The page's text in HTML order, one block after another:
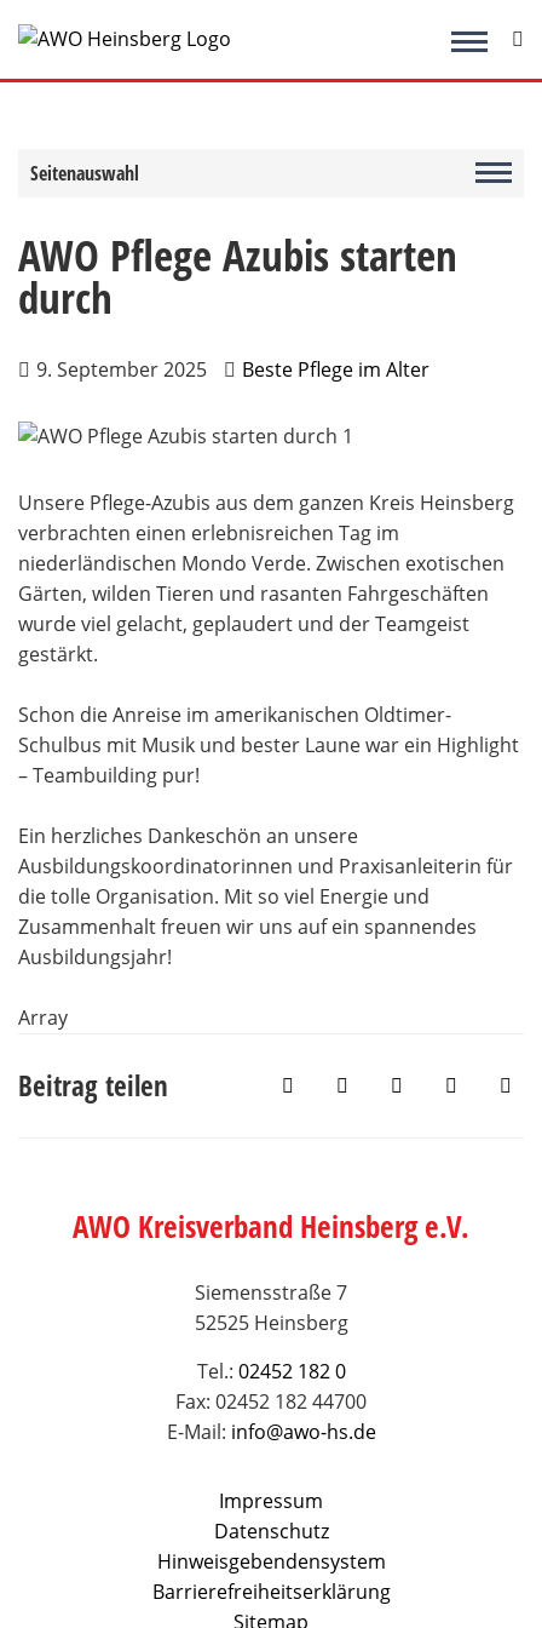
Inhalt
springen
Seitenauswahl
AWO Pflege Azubis starten
durch
9. September 2025 Beste Pflege im Alter
Unsere Pflege-Azubis aus dem ganzen Kreis Heinsberg
verbrachten einen erlebnisreichen Tag im
niederländischen Mondo Verde. Zwischen exotischen
Gärten, wilden Tieren und rasanten Fahrgeschäften
wurde viel gelacht, geplaudert und der Teamgeist
gestärkt.
Schon die Anreise im amerikanischen Oldtimer-
Schulbus mit Musik und bester Laune war ein Highlight
– Teambuilding pur!
Ein herzliches Dankeschön an unsere
Ausbildungskoordinatorinnen und Praxisanleiterin für
die tolle Organisation. Mit so viel Energie und
Zusammenhalt freuen wir uns auf ein spannendes
Ausbildungsjahr!
Array
Beitrag teilen
AWO Kreisverband Heinsberg e.V.
Siemensstraße 7
52525 Heinsberg
Tel.: 02452 182 0
Fax: 02452 182 44700
E-Mail: info@awo-hs.de
Impressum
Datenschutz
Hinweisgebendensystem
Barrierefreiheitserklärung
Sitemap